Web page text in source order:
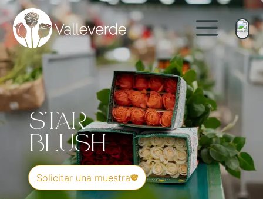
Star
Blush
Solicitar una muestra